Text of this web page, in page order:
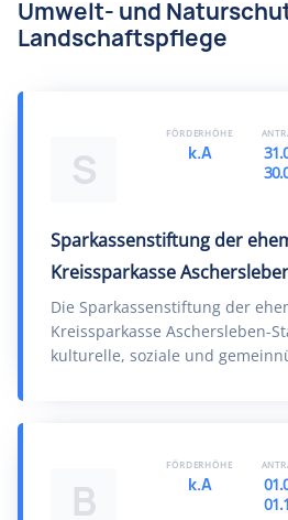
Umwelt- und
Landschaftspflege
S
Sparkassenstiftung der
Kreissparkasse
Die Sparkassenstiftung der
Kreissparkasse Aschersleben-
kulturelle, soziale und
FÖRDERHÖHE
k.A
B
FÖRDERHÖHE
k.A